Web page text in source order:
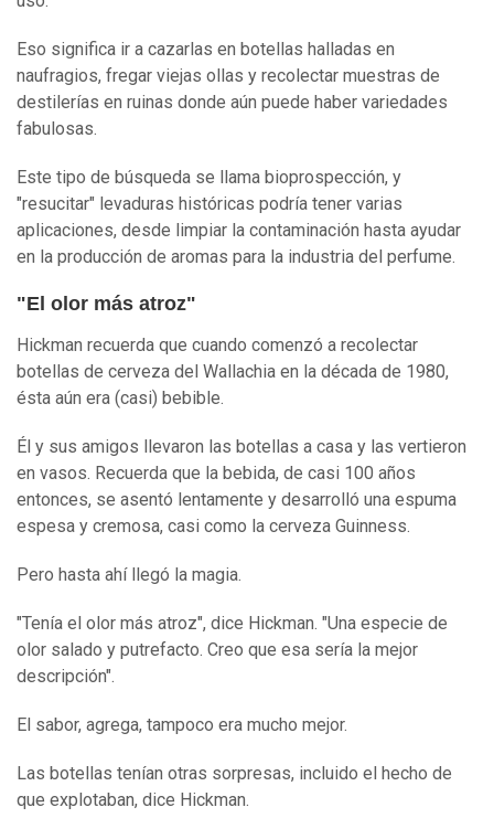
Eso significa ir a cazarlas en botellas halladas en
naufragios, fregar viejas ollas y recolectar muestras de
destilerías en ruinas donde aún puede haber variedades
fabulosas.
Este tipo de búsqueda se llama bioprospección, y
"resucitar" levaduras históricas podría tener varias
aplicaciones, desde limpiar la contaminación hasta ayudar
en la producción de aromas para la industria del perfume.
"El olor más atroz"
Hickman recuerda que cuando comenzó a recolectar
botellas de cerveza del Wallachia en la década de 1980,
ésta aún era (casi) bebible.
Él y sus amigos llevaron las botellas a casa y las vertieron
en vasos. Recuerda que la bebida, de casi 100 años
entonces, se asentó lentamente y desarrolló una espuma
espesa y cremosa, casi como la cerveza Guinness.
Pero hasta ahí llegó la magia.
"Tenía el olor más atroz", dice Hickman. "Una especie de
olor salado y putrefacto. Creo que esa sería la mejor
descripción".
El sabor, agrega, tampoco era mucho mejor.
Las botellas tenían otras sorpresas, incluido el hecho de
que explotaban, dice Hickman.